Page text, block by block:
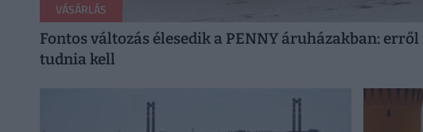
VÁSÁRLÁS
Fontos változás élesedik a PENNY áruházakban:
tudnia kell